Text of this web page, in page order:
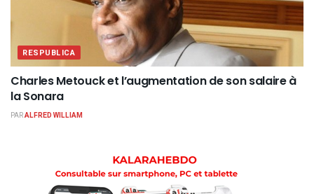
RESPUBLICA
Charles Metouck et l’augmentation de son salaire à
la Sonara
PARALFRED WILLIAM